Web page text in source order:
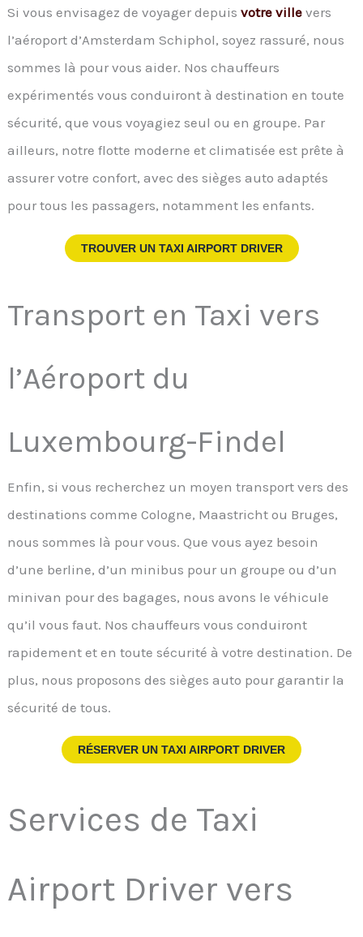
Si vous envisagez de voyager depuisvotre ville vers
l’aéroport d’Amsterdam Schiphol, soyez rassuré, nous
sommes là pour vous aider. Nos chauffeurs
expérimentés vous conduiront à destination en toute
sécurité, que vous voyagiez seul ou en groupe. Par
ailleurs, notre flotte moderne et climatisée est prête à
assurer votre confort, avec des sièges auto adaptés
pour tous les passagers, notamment les enfants.
TROUVER UN TAXI AIRPORT DRIVER
Transport en Taxi vers
l’Aéroport du
Luxembourg-Findel
Enfin, si vous recherchez un moyen transport vers des
destinations comme Cologne, Maastricht ou Bruges,
nous sommes là pour vous. Que vous ayez besoin
d’une berline, d’un minibus pour un groupe ou d’un
minivan pour des bagages, nous avons le véhicule
qu’il vous faut. Nos chauffeurs vous conduiront
rapidement et en toute sécurité à votre destination. De
plus, nous proposons des sièges auto pour garantir la
sécurité de tous.
RÉSERVER UN TAXI AIRPORT DRIVER
Services de Taxi
Airport Driver vers